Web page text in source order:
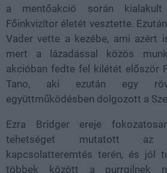
a mentőakció során
Főinkvizítor életét vesztette.
Vader vette a kezébe, ami azért
mert a lázadással közös
akcióban fedte fel kilétét először
Tano, aki ezután egy
együttműködésben dolgozott a
Ezra Bridger ereje
tehetséget mutatott az
kapcsolatteremtés terén, és jól
többek között a purrgilnek